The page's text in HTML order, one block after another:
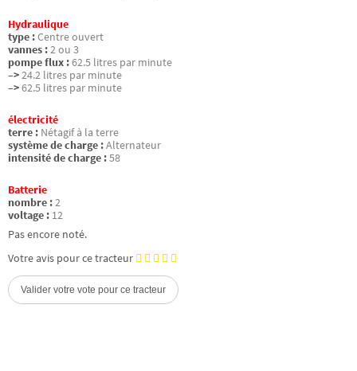
Hydraulique
type :Centre ouvert
vannes :2 ou 3
pompe flux :62.5 litres par minute
–>24.2 litres par minute
–>62.5 litres par minute
électricité
terre : Nétagif à la terre
système de charge :Alternateur
intensité de charge :58
Batterie
nombre :2
voltage : 12
Pas encore noté.
Votre avis pour ce tracteur